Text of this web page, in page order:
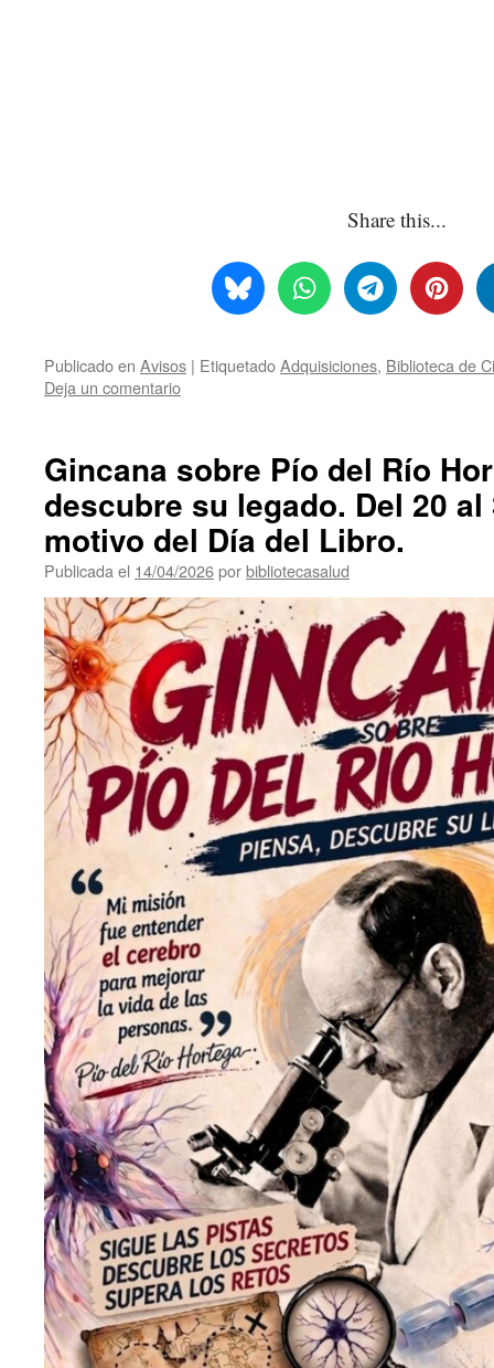
Share this...
Publicado en Avisos | EtiquetadoAdquisiciones, Biblioteca de
Deja un comentario
Gincana sobre Pío del Río
descubre su legado. Del 20
motivo del Día del Libro.
Publicada el 14/04/2026porbibliotecasalud